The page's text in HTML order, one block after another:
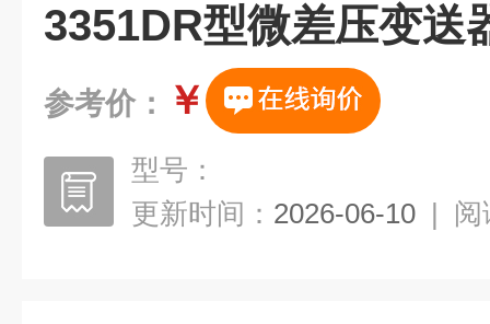
3351DR型微差压变送
参考价： ￥
型号：
更新时间： 2026-06-10 | 阅